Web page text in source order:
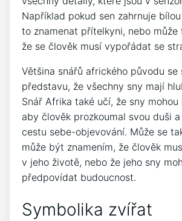
Například pokud sen zahrnuje
to znamenat přítelkyni, nebo může
že se člověk musí vypořádat se
Většina snářů afrického původu se
představu, že všechny sny mají
Snář Afrika také učí, že sny
aby člověk prozkoumal svou duši
cestu sebe-objevování. Může se
může být znamením, že člověk
v jeho životě, nebo že jeho sny
předpovídat budoucnost.
Symbolika zvířat